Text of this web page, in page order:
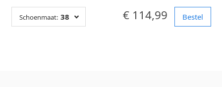
Schoenmaat: 38 € 114,99 Bestel